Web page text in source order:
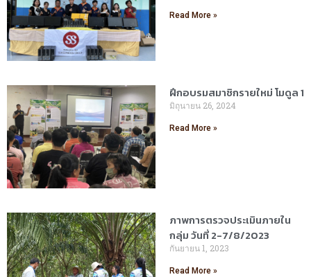
Read More »
ฝึกอบรมสมาชิกรายใหม่ โมดูล 1
มิถุนายน 26, 2024
Read More »
ภาพการตรวจประเมินภายใน
กลุ่ม วันที่ 2-7/8/2023
กันยายน 1, 2023
Read More »